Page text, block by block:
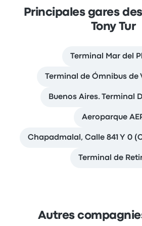
Principales gares
Tony Tur
Terminal Mar del
Terminal de Ómnibus de
Buenos Aires. Terminal
Aeroparque
Chapadmalal, Calle 841 Y 0
Terminal de
Autres